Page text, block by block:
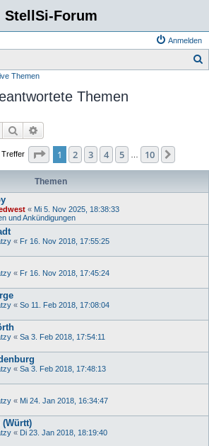
StellSi-Forum
Anmelden
Themen
Themen
Suche
Treffer Seite 1von 10
1 2 3 4 5 10
Themen
« Mi 5. Nov 2025, 18:38:33
und Ankündigungen
« Fr 16. Nov 2018, 17:55:25
« Fr 16. Nov 2018, 17:45:24
« So 11. Feb 2018, 17:08:04
« Sa 3. Feb 2018, 17:54:11
« Sa 3. Feb 2018, 17:48:13
« Mi 24. Jan 2018, 16:34:47
« Di 23. Jan 2018, 18:19:40